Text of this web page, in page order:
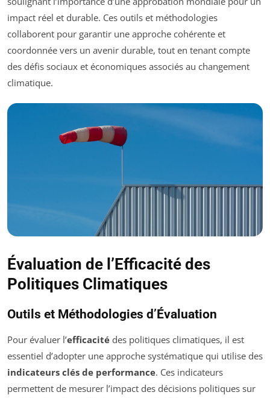
impact réel et durable. Ces outils et méthodologies
collaborent pour garantir une approche cohérente et
coordonnée vers un avenir durable, tout en tenant compte
des défis sociaux et économiques associés au changement
climatique.
Évaluation de l’Efficacité des
Politiques Climatiques
Outils et Méthodologies d’Évaluation
Pour évaluer l’efficacité des politiques climatiques, il est
essentiel d’adopter une approche systématique qui utilise des
indicateurs clés de performance. Ces indicateurs
permettent de mesurer l’impact des décisions politiques sur